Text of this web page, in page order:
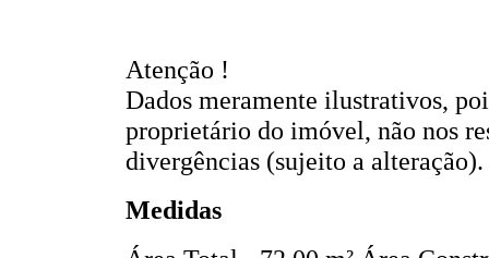
Atenção !
Dados meramente ilustrativos,
proprietário do imóvel, não nos
divergências (sujeito a alteração).
Medidas